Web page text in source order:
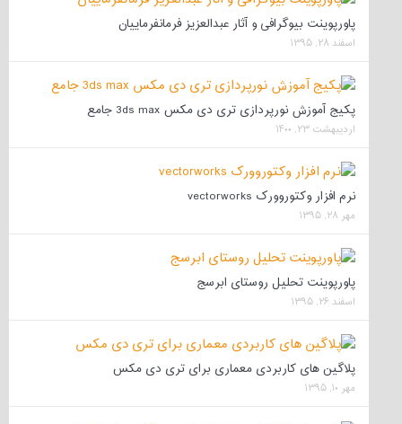
پاورپوینت بیوگرافی و آثار عبدالعزیز فرمانفرماییان
اسفند ۲۸, ۱۳۹۵
پکیج آموزش نورپردازی تری دی مکس 3ds max جامع
اردیبهشت ۲۳, ۱۴۰۰
نرم افزار وکتوروورک vectorworks
مهر ۲۸, ۱۳۹۵
پاورپوینت تحلیل روستای ابرسج
اسفند ۲۶, ۱۳۹۵
پلاگین های کاربردی معماری برای تری دی مکس
مهر ۱۰, ۱۳۹۵